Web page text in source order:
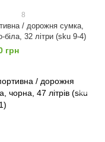
8
/ дорожня сумка,
біла, 32 літри (sku 9-4)
грн